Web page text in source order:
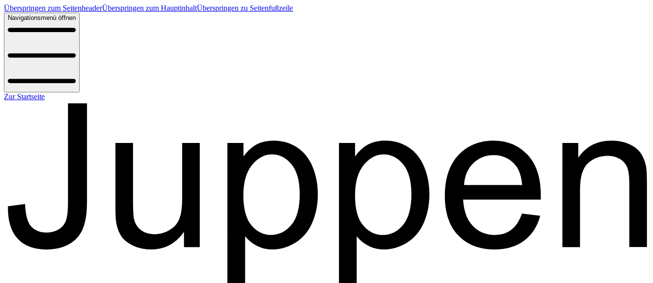
Überspringen zum SeitenheaderÜberspringen zum HauptinhaltÜberspringen zu Seitenfußzeile
Navigationsmenü öffnen
Zur Startseite